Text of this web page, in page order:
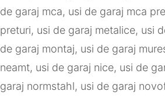
de garaj mca, usi de garaj mca
preturi, usi de garaj metalice, usi
de garaj montaj, usi de garaj
neamt, usi de garaj nice, usi de
garaj normstahl, usi de garaj